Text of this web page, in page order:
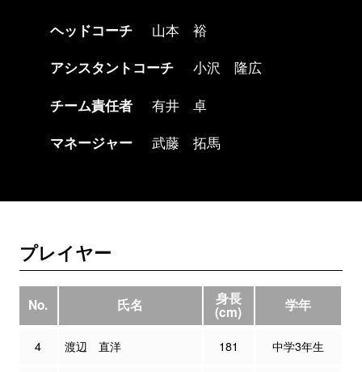
ヘッドコーチ
山本 裕
アシスタントコーチ
小沢 隆広
チーム責任者
有井 卓
マネージャー
武藤 拓馬
プレイヤー
No. 氏名 身長
(cm) 学年
4 渡辺 直洋 181 中学3年生